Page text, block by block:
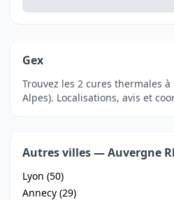
Gex
Trouvez les 2 cures thermales à
Alpes). Localisations, avis et
Autres villes — Auvergne
Lyon (50)
Annecy (29)